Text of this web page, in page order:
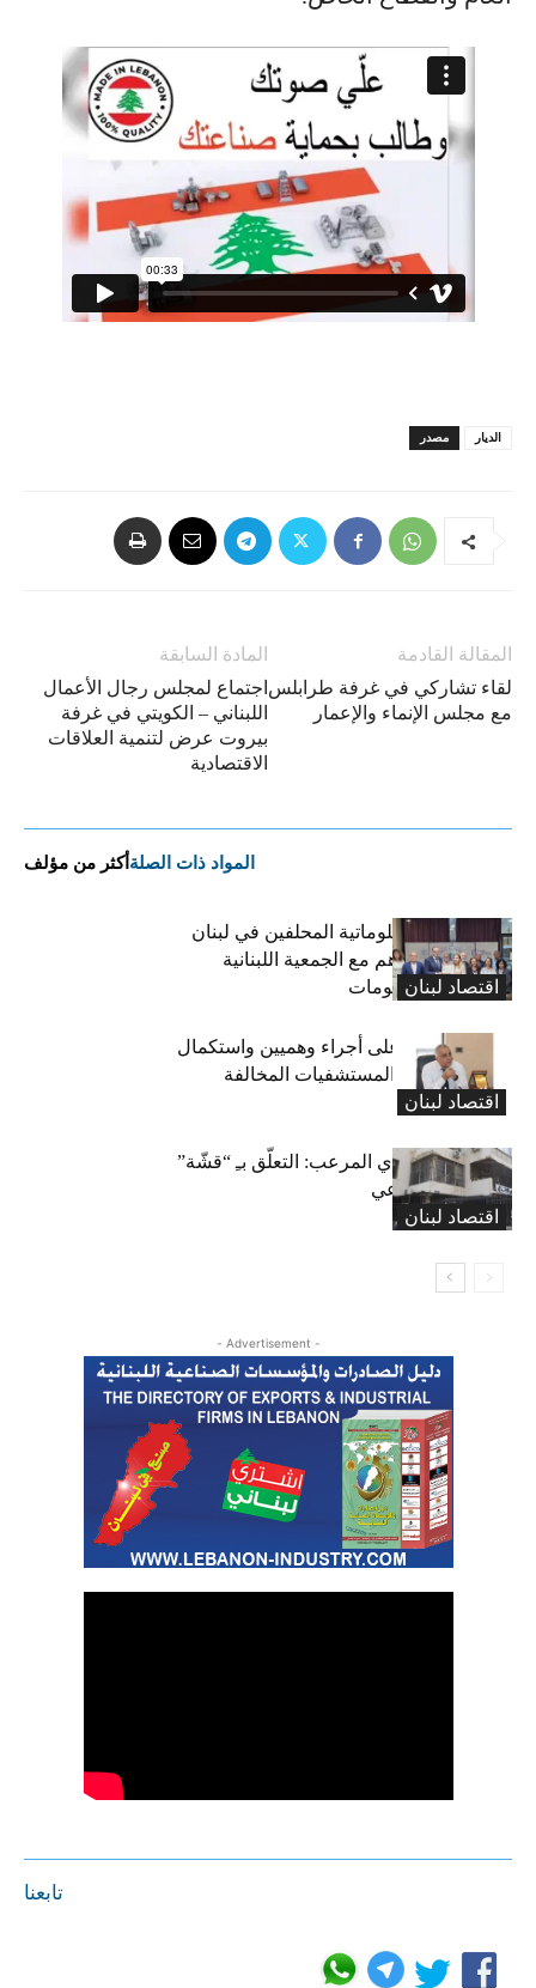
مصدر الديار
المادة السابقة
اجتماع لمجلس رجال الأعمال
اللبناني – الكويتي في غرفة
بيروت عرض لتنمية العلاقات
الاقتصادية
المقالة القادمة
لقاء تشاركي في غرفة طرابلس
مع مجلس الإنماء والإعمار
المواد ذات الصلة أكثر من مؤلف
اقتصاد لبنان
نقابة خبراء المعلوماتية المحلفين في لبنان
توقّع مذكرة تفاهم مع الجمعية اللبنانية
لتكنولوجيا المعلومات
اقتصاد لبنان
كركي: الادّعاء على أجراء وهميين واستكمال
الإجراءات بحق المستشفيات المخالفة
اقتصاد لبنان
المعاش التقاعدي المرعب: التعلّق بـِ “قشّة”
الضمان الاجتماعي
- Advertisement -
تابعنا